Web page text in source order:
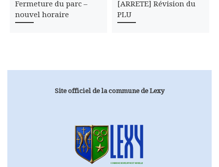
Fermeture du parc –
nouvel horaire
[ARRETE] Révision du
PLU
Site officiel de la commune de Lexy